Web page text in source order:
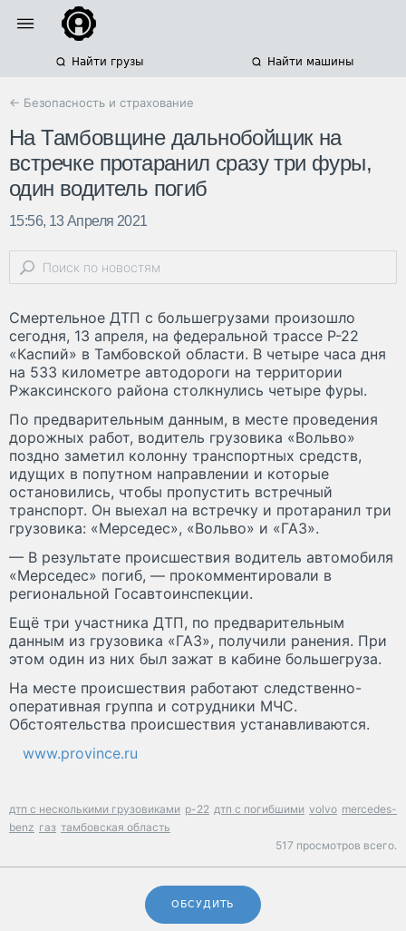
Найти грузы Найти машины
← Безопасность и страхование
На Тамбовщине дальнобойщик на
встречке протаранил сразу три фуры,
один водитель погиб
15:56, 13 Апреля 2021
Смертельное ДТП с большегрузами произошло
сегодня, 13 апреля, на федеральной трассе Р-22
«Каспий» в Тамбовской области. В четыре часа дня
на 533 километре автодороги на территории
Ржаксинского района столкнулись четыре фуры.
По предварительным данным, в месте проведения
дорожных работ, водитель грузовика «Вольво»
поздно заметил колонну транспортных средств,
идущих в попутном направлении и которые
остановились, чтобы пропустить встречный
транспорт. Он выехал на встречку и протаранил три
грузовика: «Мерседес», «Вольво» и «ГАЗ».
— В результате происшествия водитель автомобиля
«Мерседес» погиб, — прокомментировали в
региональной Госавтоинспекции.
Ещё три участника ДТП, по предварительным
данным из грузовика «ГАЗ», получили ранения. При
этом один из них был зажат в кабине большегруза.
На месте происшествия работают следственно-
оперативная группа и сотрудники МЧС.
Обстоятельства происшествия устанавливаются.
www.province.ru
дтп с несколькими грузовиками р-22 дтп с погибшими volvo mercedes-
benz газ тамбовская область
517 просмотров всего.
ОБСУДИТЬ